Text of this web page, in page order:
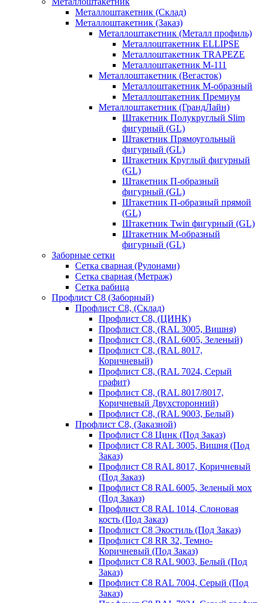
Металлоштакетник (Склад)
Металлоштакетник (Заказ)
Металлоштакетник (Металл профиль)
Металлоштакетник ELLIPSE
Металлоштакетник TRAPEZE
Металлоштакетник М-111
Металлоштакетник (Вегасток)
Металлоштакетник М-образный
Металлоштакетник Премиум
Металлоштакетник (ГрандЛайн)
Штакетник Полукруглый Slim
фигурный (GL)
Штакетник Прямоугольный
фигурный (GL)
Штакетник Круглый фигурный
(GL)
Штакетник П-образный
фигурный (GL)
Штакетник П-образный прямой
(GL)
Штакетник Twin фигурный (GL)
Штакетник М-образный
фигурный (GL)
Заборные сетки
Сетка сварная (Рулонами)
Сетка сварная (Метраж)
Сетка рабица
Профлист С8 (Заборный)
Профлист С8, (Склад)
Профлист С8, (ЦИНК)
Профлист С8, (RAL 3005, Вишня)
Профлист С8, (RAL 6005, Зеленый)
Профлист С8, (RAL 8017,
Коричневый)
Профлист С8, (RAL 7024, Серый
графит)
Профлист С8, (RAL 8017/8017,
Коричневый Двухсторонний)
Профлист С8, (RAL 9003, Белый)
Профлист С8, (Заказной)
Профлист С8 Цинк (Под Заказ)
Профлист С8 RAL 3005, Вишня (Под
Заказ)
Профлист С8 RAL 8017, Коричневый
(Под Заказ)
Профлист С8 RAL 6005, Зеленый мох
(Под Заказ)
Профлист С8 RAL 1014, Слоновая
кость (Под Заказ)
Профлист С8 Экостиль (Под Заказ)
Профлист С8 RR 32, Темно-
Коричневый (Под Заказ)
Профлист С8 RAL 9003, Белый (Под
Заказ)
Профлист С8 RAL 7004, Серый (Под
Заказ)